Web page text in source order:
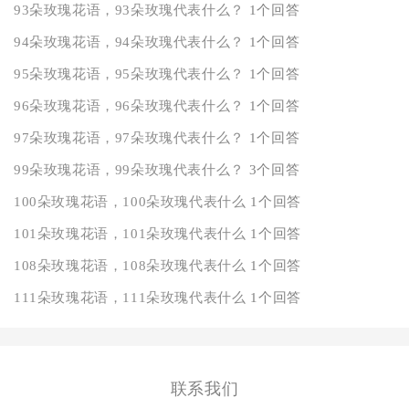
93朵玫瑰花语，93朵玫瑰代表什么？ 1个回答
94朵玫瑰花语，94朵玫瑰代表什么？ 1个回答
95朵玫瑰花语，95朵玫瑰代表什么？ 1个回答
96朵玫瑰花语，96朵玫瑰代表什么？ 1个回答
97朵玫瑰花语，97朵玫瑰代表什么？ 1个回答
99朵玫瑰花语，99朵玫瑰代表什么？ 3个回答
100朵玫瑰花语，100朵玫瑰代表什么 1个回答
101朵玫瑰花语，101朵玫瑰代表什么 1个回答
108朵玫瑰花语，108朵玫瑰代表什么 1个回答
111朵玫瑰花语，111朵玫瑰代表什么 1个回答
联系我们